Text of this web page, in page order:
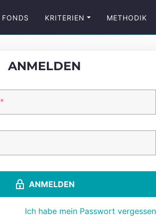
FONDS KRITERIEN METHODIK
ANMELDEN
*
ANMELDEN
Ich habe mein Passwort vergessen